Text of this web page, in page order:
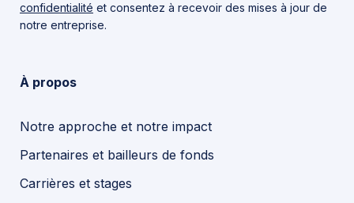
confidentialité et consentez à recevoir des mises à jour de
notre entreprise.
À propos
Notre approche et notre impact
Partenaires et bailleurs de fonds
Carrières et stages